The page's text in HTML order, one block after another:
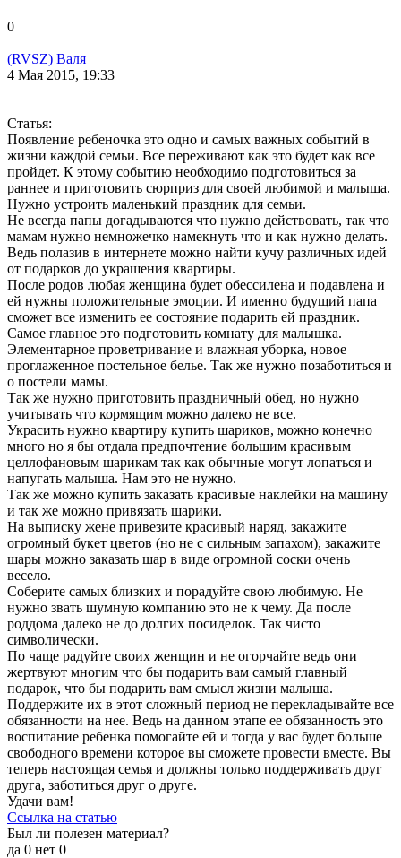
0
(RVSZ) Валя
4 Мая 2015, 19:33
Статья:
Появление ребеночка это одно и самых важных событий в
жизни каждой семьи. Все переживают как это будет как все
пройдет. К этому событию необходимо подготовиться за
раннее и приготовить сюрприз для своей любимой и малыша.
Нужно устроить маленький праздник для семьи.
Не всегда папы догадываются что нужно действовать, так что
мамам нужно немножечко намекнуть что и как нужно делать.
Ведь полазив в интернете можно найти кучу различных идей
от подарков до украшения квартиры.
После родов любая женщина будет обессилена и подавлена и
ей нужны положительные эмоции. И именно будущий папа
сможет все изменить ее состояние подарить ей праздник.
Самое главное это подготовить комнату для малышка.
Элементарное проветривание и влажная уборка, новое
проглаженное постельное белье. Так же нужно позаботиться и
о постели мамы.
Так же нужно приготовить праздничный обед, но нужно
учитывать что кормящим можно далеко не все.
Украсить нужно квартиру купить шариков, можно конечно
много но я бы отдала предпочтение большим красивым
целлофановым шарикам так как обычные могут лопаться и
напугать малыша. Нам это не нужно.
Так же можно купить заказать красивые наклейки на машину
и так же можно привязать шарики.
На выписку жене привезите красивый наряд, закажите
огромный букет цветов (но не с сильным запахом), закажите
шары можно заказать шар в виде огромной соски очень
весело.
Соберите самых близких и порадуйте свою любимую. Не
нужно звать шумную компанию это не к чему. Да после
роддома далеко не до долгих посиделок. Так чисто
символически.
По чаще радуйте своих женщин и не огорчайте ведь они
жертвуют многим что бы подарить вам самый главный
подарок, что бы подарить вам смысл жизни малыша.
Поддержите их в этот сложный период не перекладывайте все
обязанности на нее. Ведь на данном этапе ее обязанность это
воспитание ребенка помогайте ей и тогда у вас будет больше
свободного времени которое вы сможете провести вместе. Вы
теперь настоящая семья и должны только поддерживать друг
друга, заботиться друг о друге.
Удачи вам!
Ссылка на статью
Был ли полезен материал?
да 0 нет 0